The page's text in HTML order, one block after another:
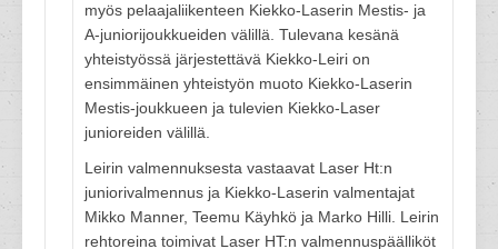
myös pelaajaliikenteen Kiekko-Laserin Mestis- ja
A-juniorijoukkueiden välillä. Tulevana kesänä
yhteistyössä järjestettävä Kiekko-Leiri on
ensimmäinen yhteistyön muoto Kiekko-Laserin
Mestis-joukkueen ja tulevien Kiekko-Laser
junioreiden välillä.
Leirin valmennuksesta vastaavat Laser Ht:n
juniorivalmennus ja Kiekko-Laserin valmentajat
Mikko Manner, Teemu Käyhkö ja Marko Hilli. Leirin
rehtoreina toimivat Laser HT:n valmennuspäälliköt